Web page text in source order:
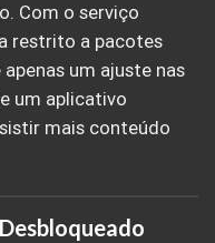
Com o serviço
restrito a pacotes
um ajuste nas
um aplicativo
mais conteúdo